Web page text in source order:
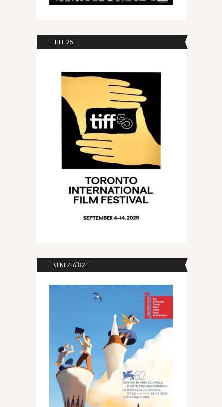
:: TIFF 25 ::
:: VENEZIA´82 ::